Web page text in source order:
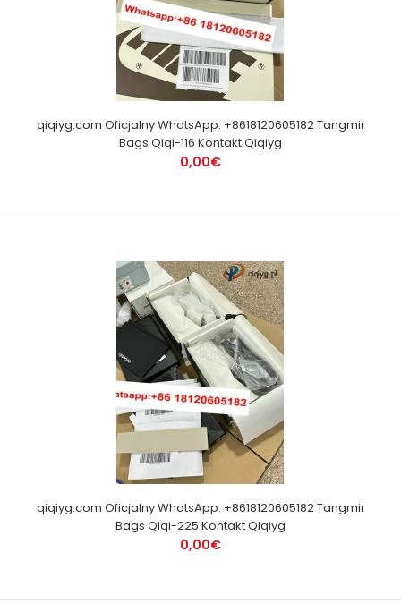
qiqiyg.com Oficjalny WhatsApp: +8618120605182 Tangmir
Bags Qiqi-116 Kontakt Qiqiyg
0,00€
qiqiyg.com Oficjalny WhatsApp: +8618120605182 Tangmir
Bags Qiqi-225 Kontakt Qiqiyg
0,00€